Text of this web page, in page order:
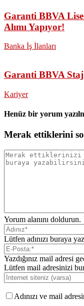
Garanti BBVA
Alımı Yapıyor!
Banka İş İlanları
Garanti BBVA Staj
Kariyer
Henüz bir yorum
Merak ettiklerini
Yorum alanını doldurun.
Lütfen adınızı buraya
Yazdığınız mail adresi
Lütfen mail adresinizi
Adınızı ve mail